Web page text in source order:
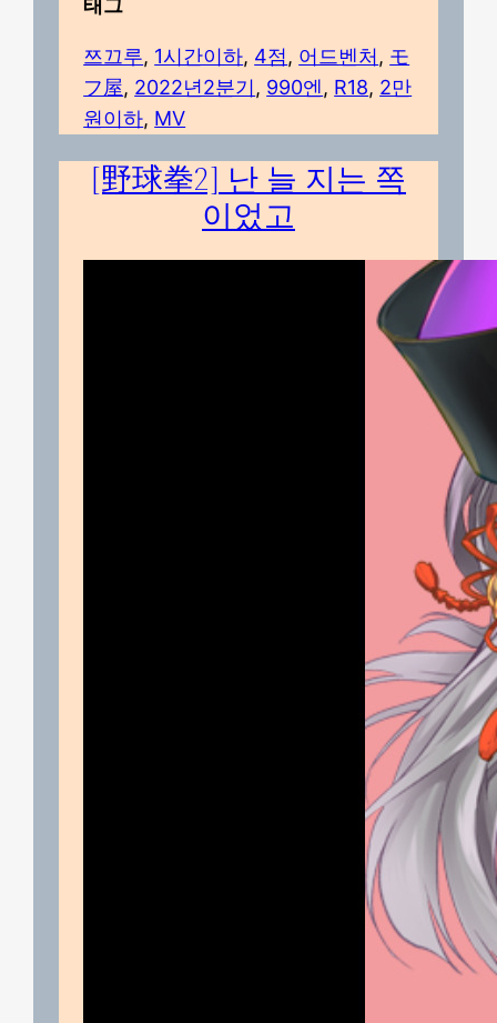
태그
쯔끄루, 1시간이하, 4점, 어드벤처, モ
フ屋, 2022년2분기, 990엔, R18, 2만
원이하, MV
[野球拳2] 난 늘 지는 쪽
이었고